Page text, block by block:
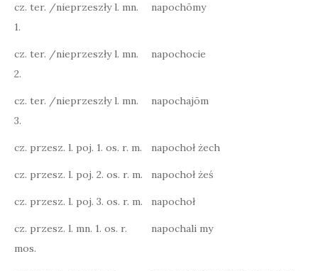
cz. ter. /nieprzeszły l. mn.
1.
napochōmy
cz. ter. /nieprzeszły l. mn.
2.
napochocie
cz. ter. /nieprzeszły l. mn.
3.
napochajōm
cz. przesz. l. poj. 1. os. r. m. napochoł żech
cz. przesz. l. poj. 2. os. r. m. napochoł żeś
cz. przesz. l. poj. 3. os. r. m. napochoł
cz. przesz. l. mn. 1. os. r.
mos.
napochali my